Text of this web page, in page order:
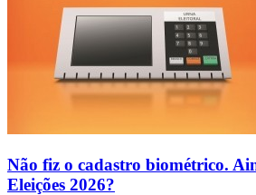
Não fiz o cadastro biométrico.
Eleições 2026?